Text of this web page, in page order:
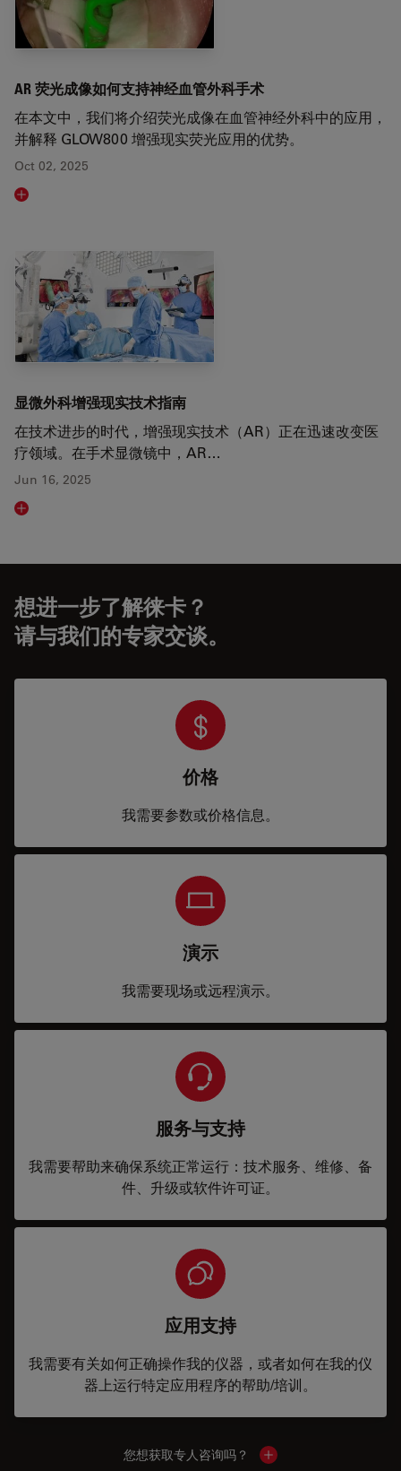
AR 荧光成像如何支持神经血管外科手术
在本文中，我们将介绍荧光成像在血管神经外科中的应用，
并解释 GLOW800 增强现实荧光应用的优势。
Oct 02, 2025
Read article
显微外科增强现实技术指南
在技术进步的时代，增强现实技术（AR）正在迅速改变医
疗领域。在手术显微镜中，AR…
Jun 16, 2025
Read article
想进一步了解徕卡？
请与我们的专家交谈。
价格
我需要参数或价格信息。
演示
我需要现场或远程演示。
服务与支持
我需要帮助来确保系统正常运行：技术服务、维修、备
件、升级或软件许可证。
应用支持
我需要有关如何正确操作我的仪器，或者如何在我的仪
器上运行特定应用程序的帮助/培训。
您想获取专人咨询吗？ Show local contacts